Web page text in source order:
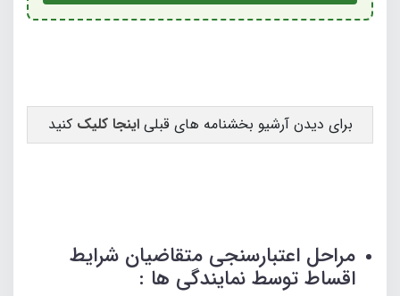
برای دیدن آرشیو بخشنامه های قبلی اینجا کلیک کنید
مراحل اعتبارسنجی متقاضیان شرایط
اقساط توسط نمایندگی ها :